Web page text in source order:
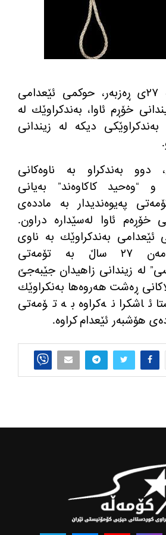
ڕۆژی پێنجشه‌ممه‌ ٢٧ی ڕه‌زبه‌ر، حوكمی ئێعدامی
خۆڕم ئاوا، به‌ندكراوێك له‌
دیكه‌ له‌ زیندانی
دوو به‌ندكراو به‌ ناوه‌كانی
و “وه‌حید كاكاوه‌ند” به‌یانی
په‌یوه‌ندیدار به‌ مادده‌ی
خۆڕه‌م ئاوا له‌سێداره‌ دراون.
به‌ندكراوێك به‌ ناوی
“خودابه‌خش” ته‌مه‌ن ٢٧ ساڵ به‌ تۆمه‌تی
له‌ زیندانی زاهیدان جێبه‌جێ
ڕه‌شت هه‌روه‌ها به‌نكراوێك
ئاشكرا نه‌كراوه‌ به‌ تۆمه‌تی
هۆشبه‌ر ئێعدام كراوه‌.